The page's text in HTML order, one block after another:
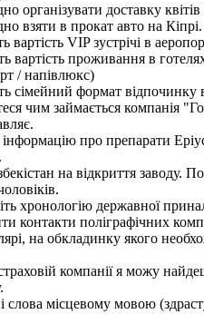
організувати доставку
взяти в прокат авто на Кіпрі.
вартість VIP зустрічі в
вартість проживання в
/ напівлюкс)
сімейний формат відпочинку в
чим займається компанія
про препарати
на відкриття заводу.
хронологію державної
контакти поліграфічних
на обкладинку якого
компанії я можу
слова місцевому мовою